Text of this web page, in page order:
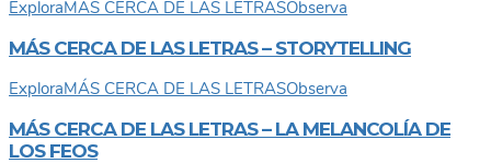
ExploraMÁS CERCA DE LAS LETRASObserva
MÁS CERCA DE LAS LETRAS – STORYTELLING
ExploraMÁS CERCA DE LAS LETRASObserva
MÁS CERCA DE LAS LETRAS – LA MELANCOLÍA DE
LOS FEOS